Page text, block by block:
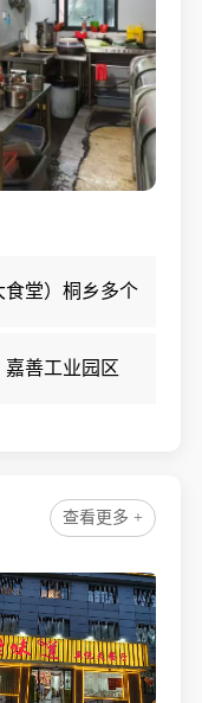
堂）桐乡多个
善工业园区
查看更多 +